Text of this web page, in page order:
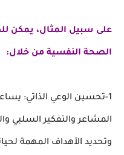
على سبيل المثال، يمكن
الصحة النفسية من خلال:
1-تحسين الوعي الذاتي:
المشاعر والتفكير السلبي
وتحديد الأهداف المهمة